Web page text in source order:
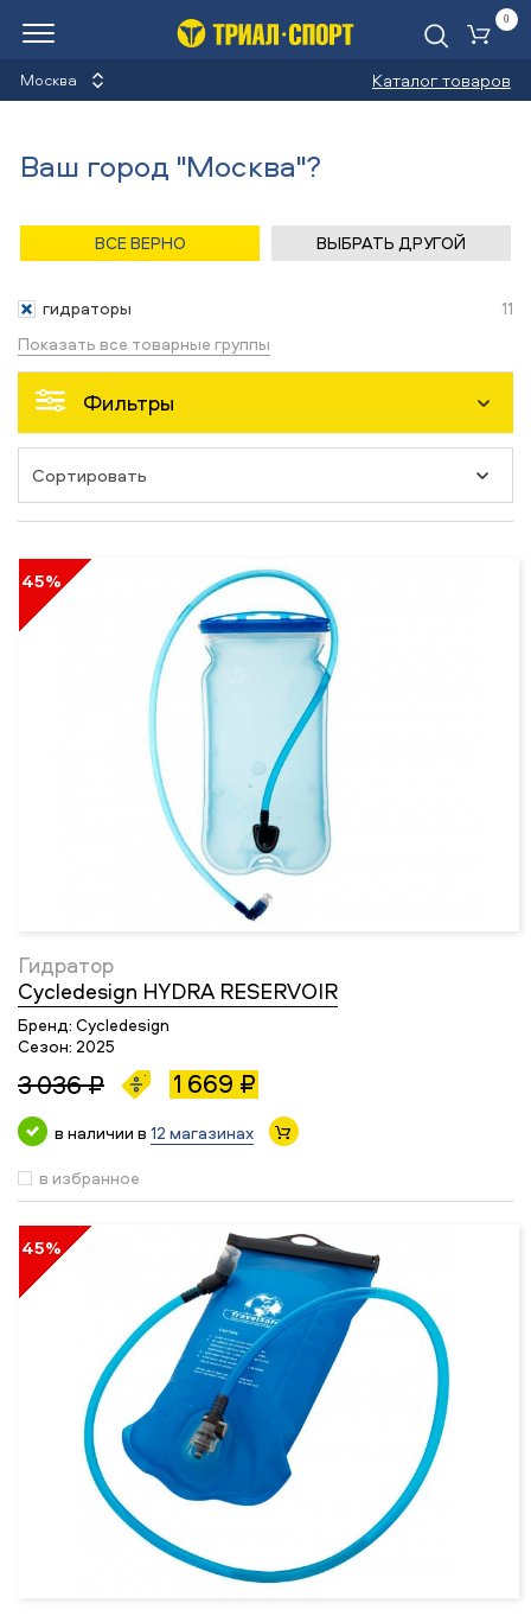
Москва Каталог товаров
0
Аксессуары
гидраторы
11
Показать все товарные группы
Фильтры
45%
Гидратор
Cycledesign HYDRA RESERVOIR
Бренд: Cycledesign
Сезон: 2025
3 036 ₽ 1 669 ₽
в наличии в 12 магазинах
в избранное
45%
Ваш город "Москва"?
ВСЕ ВЕРНО ВЫБРАТЬ ДРУГОЙ